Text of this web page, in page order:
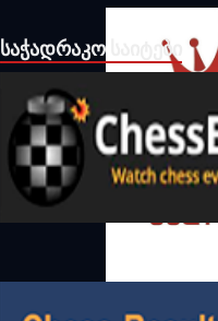
ᲡᲐᲭᲐᲓᲠᲐᲙᲝ ᲡᲐᲘᲢᲔᲑᲘ